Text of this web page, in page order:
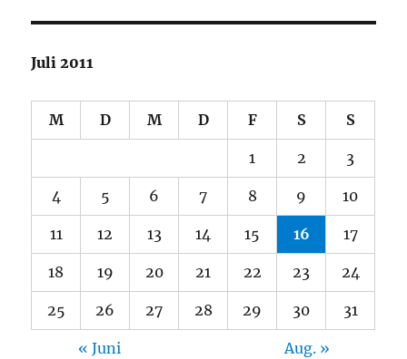
Juli 2011
M D M D F S S
1 2 3
4 5 6 7 8 9 10
11 12 13 14 15 16 17
18 19 20 21 22 23 24
25 26 27 28 29 30 31
« Juni Aug. »